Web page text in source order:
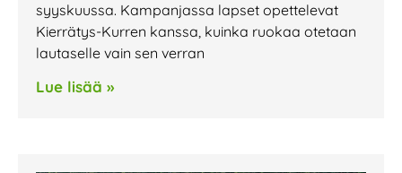
syyskuussa. Kampanjassa lapset opettelevat
Kierrätys-Kurren kanssa, kuinka ruokaa otetaan
lautaselle vain sen verran
Lue lisää »